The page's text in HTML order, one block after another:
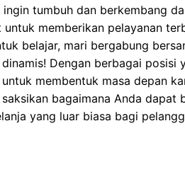
tumbuh dan berkembang
untuk memberikan pelayanan
belajar, mari bergabung
Dengan berbagai posisi
membentuk masa depan
bagaimana Anda
yang luar biasa bagi